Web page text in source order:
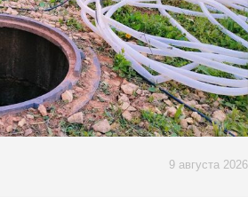
9 августа 2026